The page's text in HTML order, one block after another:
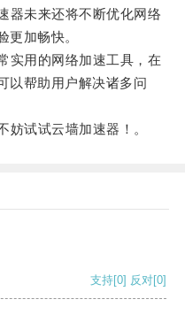
未来还将不断优化网络
更加畅快。
用的网络加速工具，在
以帮助用户解决诸多问
试试云墙加速器！。
支持[0] 反对[0]